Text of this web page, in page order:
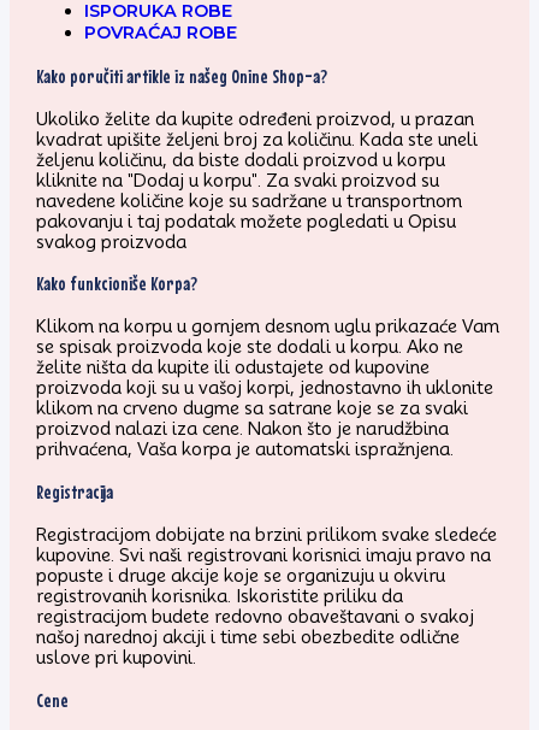
ISPORUKA ROBE
POVRAĆAJ ROBE
Kako poručiti artikle iz našeg Onine Shop-a?
Ukoliko želite da kupite određeni proizvod, u prazan
kvadrat upišite željeni broj za količinu. Kada ste uneli
željenu količinu, da biste dodali proizvod u korpu
kliknite na "Dodaj u korpu". Za svaki proizvod su
navedene količine koje su sadržane u transportnom
pakovanju i taj podatak možete pogledati u Opisu
svakog proizvoda
Kako funkcioniše Korpa?
Klikom na korpu u gornjem desnom uglu prikazaće Vam
se spisak proizvoda koje ste dodali u korpu. Ako ne
želite ništa da kupite ili odustajete od kupovine
proizvoda koji su u vašoj korpi, jednostavno ih uklonite
klikom na crveno dugme sa satrane koje se za svaki
proizvod nalazi iza cene. Nakon što je narudžbina
prihvaćena, Vaša korpa je automatski ispražnjena.
Registracija
Registracijom dobijate na brzini prilikom svake sledeće
kupovine. Svi naši registrovani korisnici imaju pravo na
popuste i druge akcije koje se organizuju u okviru
registrovanih korisnika. Iskoristite priliku da
registracijom budete redovno obaveštavani o svakoj
našoj narednoj akciji i time sebi obezbedite odlične
uslove pri kupovini.
Cene